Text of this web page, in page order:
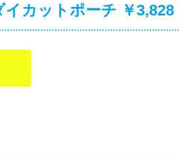
カットポーチ ￥3,828